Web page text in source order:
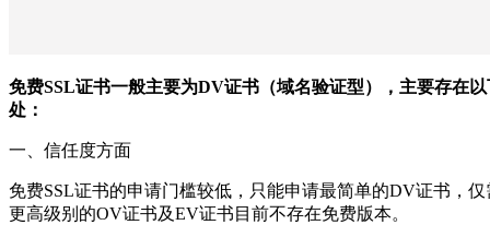
免费SSL证书一般主要为DV证书（域名验证型），主要存在
处：
一、信任度方面
免费SSL证书的申请门槛较低，只能申请最简单的DV证书，
更高级别的OV证书及EV证书目前不存在免费版本。